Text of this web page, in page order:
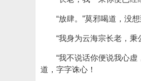
“放肆。”莫邪喝道，没
“我身为云海宗长老，
“我不说话你便说我心
道，字字诛心！